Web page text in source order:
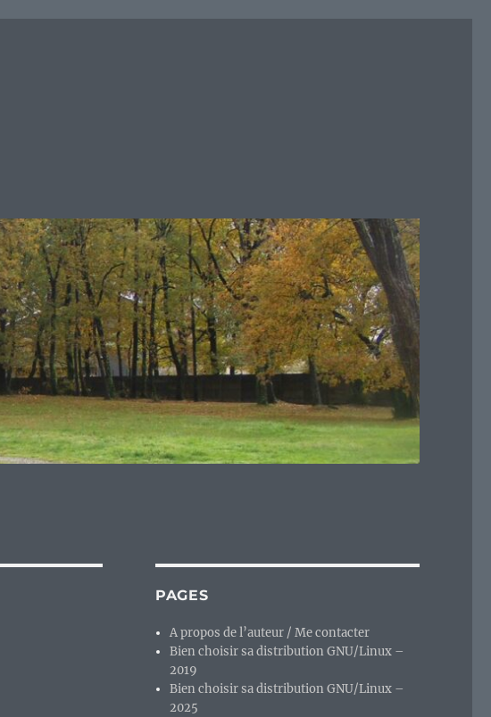
PAGES
A propos de l’auteur / Me contacter
Bien choisir sa distribution GNU/Linux –
2019
Bien choisir sa distribution GNU/Linux –
2025